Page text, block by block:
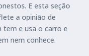
E esta seção
a opinião de
tem e usa o carro e
nem conhece.